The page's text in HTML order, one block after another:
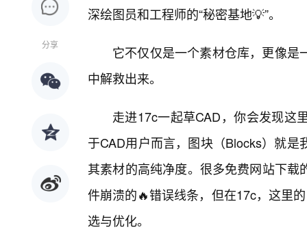
分享
深绘图员和工程师的“秘密基地💡”。
它不仅仅是一个素材仓库，更像
中解救出来。
走进17c一起草CAD，你会发现这
于CAD用户而言，图块（Blocks）就
其素材的高纯净度。很多免费网站下
件崩溃的🔥错误线条，但在17c，这里
选与优化。